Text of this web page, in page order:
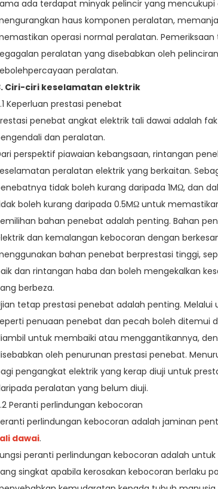
ada terdapat minyak pelincir yang mencukupi
haus komponen peralatan,
operasi normal peralatan.
peralatan yang disebabkan oleh
peralatan.
Ciri-ciri keselamatan elektrik
Keperluan prestasi penebat
penebat angkat elektrik tali dawai adalah
dan peralatan.
perspektif piawaian kebangsaan, rintangan
peralatan elektrik yang berkaitan.
tidak boleh kurang daripada 1MΩ, dan
boleh kurang daripada 0.5MΩ untuk
bahan penebat adalah penting. Bahan
dan kemalangan kebocoran dengan
bahan penebat berprestasi tinggi,
dan rintangan haba dan boleh mengekalkan
berbeza.
tetap prestasi penebat adalah penting.
penuaan penebat dan pecah boleh ditemui
untuk membaiki atau menggantikannya,
oleh penurunan prestasi penebat.
pengangkat elektrik yang kerap diuji untuk
peralatan yang belum diuji.
Peranti perlindungan kebocoran
perlindungan kebocoran adalah jaminan
dawai.
peranti perlindungan kebocoran adalah
singkat apabila kerosakan kebocoran berlaku